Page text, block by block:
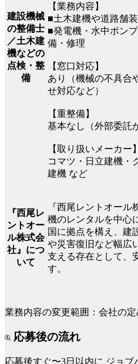
建設機械
の整備士
／土木建
機などの
点検・整
備
【業務内容】
■土木建機や道路舗
■発電機・水中ポン
備・修理
【窓口対応】
あり（機械の不具合
せ対応など）
【重整備】
基本なし（外部委託
【取り扱いメーカー】
コマツ・日立建機・
建機 など
『西尾レ
ントオー
ル株式会
社』につ
いて
『西尾レントオー
機のレンタルを中心
国に拠点を構え、建
や災害復旧など幅広
支える存在として、
す。
業務内容の変更範囲：会社の
応募後の流れ
応募後すぐ〜3日以内に ジョブ